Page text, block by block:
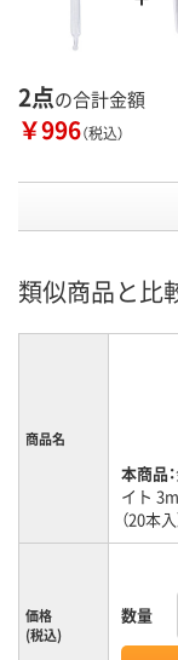
2点の合計金額
￥996（税込）
類似商品と比
商品名
本商品：
イト
（20本入
価格
(税込)
数量